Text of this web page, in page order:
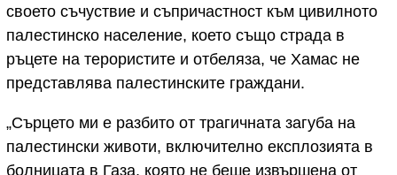
своето съчуствие и съпричастност към цивилното
палестинско население, което също страда в
ръцете на терористите и отбеляза, че Хамас не
представлява палестинските граждани.
„Сърцето ми е разбито от трагичната загуба на
палестински животи, включително експлозията в
болницата в Газа, която не беше извършена от